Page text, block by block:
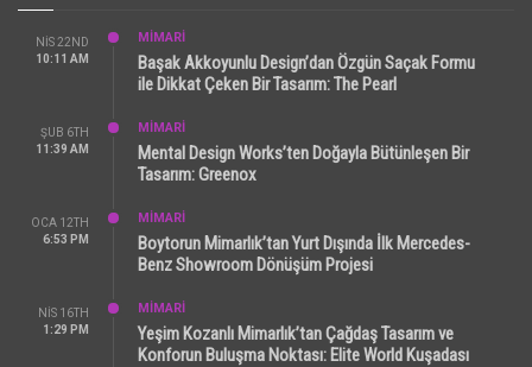
NIS 22ND
10:11 AM
MİMARİ
Başak Akkoyunlu Design’dan Özgün Saçak Formu
ile Dikkat Çeken Bir Tasarım: The Pearl
ŞUB 6TH
11:39 AM
MİMARİ
Mental Design Works’ten Doğayla Bütünleşen Bir
Tasarım: Greenox
OCA 12TH
6:53 PM
MİMARİ
Boytorun Mimarlık’tan Yurt Dışında İlk Mercedes-
Benz Showroom Dönüşüm Projesi
NIS 16TH
1:29 PM
MİMARİ
Yeşim Kozanlı Mimarlık’tan Çağdaş Tasarım ve
Konforun Buluşma Noktası: Elite World Kuşadası